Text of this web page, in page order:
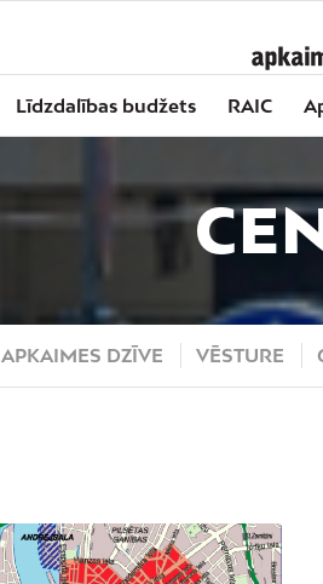
Līdzdalības budžets RAIC
APKAIMES DZĪVE VĒSTURE